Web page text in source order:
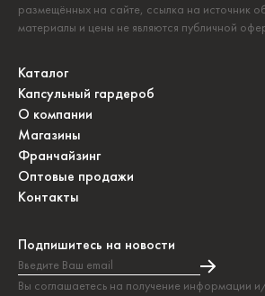
размещённых на сайте, ссылка на источник
материалы и цены не являются публичной
Каталог
Капсульный гардероб
О компании
Магазины
Франчайзинг
Оптовые продажи
Контакты
Подпишитесь на новости
Введите Ваш email
Вы соглашаетесь на получение информации
Подписка на новости прошла